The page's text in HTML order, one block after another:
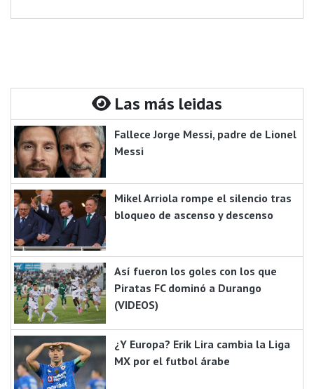
Las más leidas
Fallece Jorge Messi, padre de Lionel
Messi
Mikel Arriola rompe el silencio tras
bloqueo de ascenso y descenso
Así fueron los goles con los que
Piratas FC dominó a Durango
(VIDEOS)
¿Y Europa? Erik Lira cambia la Liga
MX por el futbol árabe